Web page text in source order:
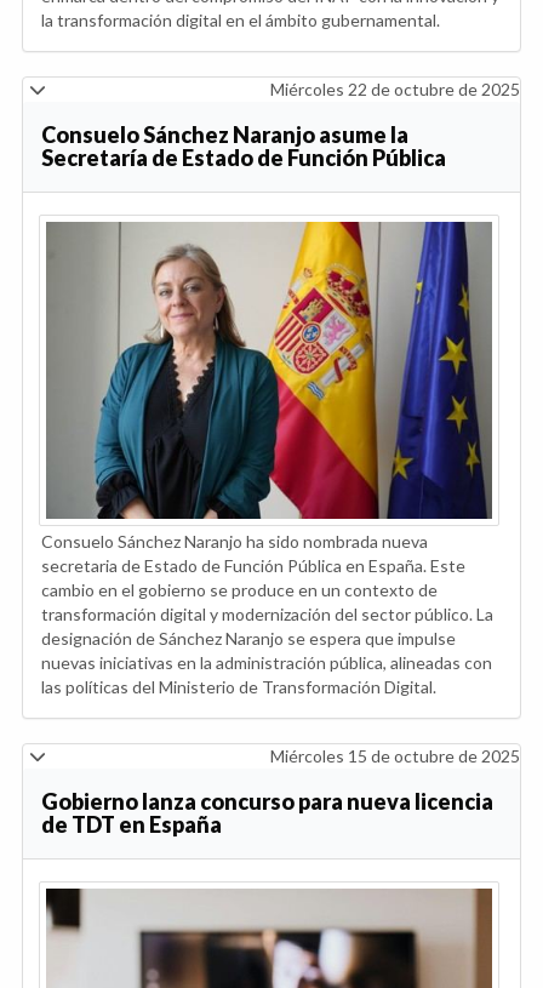
la transformación digital en el ámbito gubernamental.
Miércoles 22 de octubre de 2025
Consuelo Sánchez Naranjo asume la
Secretaría de Estado de Función Pública
Consuelo Sánchez Naranjo ha sido nombrada nueva
secretaria de Estado de Función Pública en España. Este
cambio en el gobierno se produce en un contexto de
transformación digital y modernización del sector público. La
designación de Sánchez Naranjo se espera que impulse
nuevas iniciativas en la administración pública, alineadas con
las políticas del Ministerio de Transformación Digital.
Miércoles 15 de octubre de 2025
Gobierno lanza concurso para nueva licencia
de TDT en España